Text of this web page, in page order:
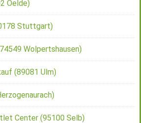
Oelde)
Stuttgart)
Wolpertshausen)
(89081 Ulm)
Center (95100 Selb)